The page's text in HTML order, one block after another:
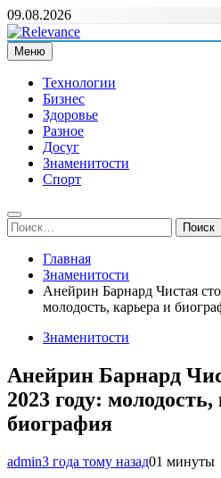
Перейти
к
содержимому
09.08.2026
Relevance
Релевантні новини — саме те, що
Меню
Технологии
Бизнес
Здоровье
Разное
Досуг
Знаменитости
Спорт
Найти:
Главная
Знаменитости
Анейрин Барнард Чистая
молодость, карьера и
Знаменитости
Анейрин Барнард
2023 году:
биография
admin3 года тому назад01 минуты